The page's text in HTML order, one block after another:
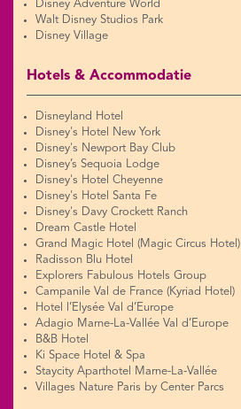
Disney Adventure World
Walt Disney Studios Park
Disney Village
Hotels & Accommodatie
Disneyland Hotel
Disney's Hotel New York
Disney's Newport Bay Club
Disney’s Sequoia Lodge
Disney's Hotel Cheyenne
Disney's Hotel Santa Fe
Disney's Davy Crockett Ranch
Dream Castle Hotel
Grand Magic Hotel (Magic Circus Hotel)
Radisson Blu Hotel
Explorers Fabulous Hotels Group
Campanile Val de France (Kyriad Hotel)
Hotel l’Elysée Val d’Europe
Adagio Marne-La-Vallée Val d’Europe
B&B Hotel
Ki Space Hotel & Spa
Staycity Aparthotel Marne-La-Vallée
Villages Nature Paris by Center Parcs